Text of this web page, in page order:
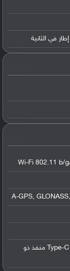
Wi-Fi 802.11 b/
إصدار 2.0 من نوع سي Type-C 1.0 منفذ ذو